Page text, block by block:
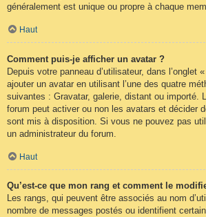
généralement est unique ou propre à chaque
Haut
Comment puis-je afficher un avatar ?
Depuis votre panneau d’utilisateur, dans l’onglet
ajouter un avatar en utilisant l’une des quatre
suivantes : Gravatar, galerie, distant ou importé.
forum peut activer ou non les avatars et décider
sont mis à disposition. Si vous ne pouvez pas
un administrateur du forum.
Haut
Qu’est-ce que mon rang et comment le
Les rangs, qui peuvent être associés au nom
nombre de messages postés ou identifient